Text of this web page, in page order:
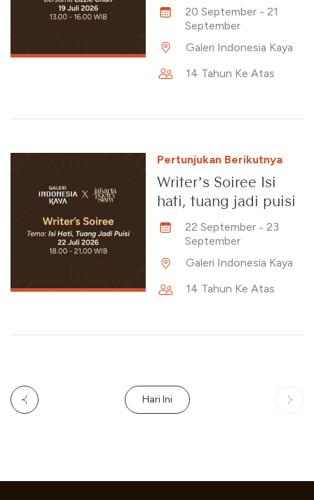
20 September - 21
September
Galeri Indonesia Kaya
14 Tahun Ke Atas
Pertunjukan Berikutnya
Writer’s Soiree Isi
hati, tuang jadi puisi
22 September - 23
September
Galeri Indonesia Kaya
14 Tahun Ke Atas
Hari Ini